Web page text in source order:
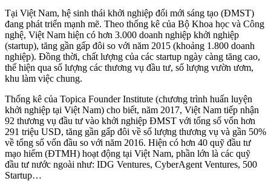
Tại Việt Nam, hệ sinh thái khởi nghiệp đổi mới sáng tạo (ĐMST)
đang phát triển mạnh mẽ. Theo thống kê của Bộ Khoa học và Công
nghệ, Việt Nam hiện có hơn 3.000 doanh nghiệp khởi nghiệp
(startup), tăng gần gấp đôi so với năm 2015 (khoảng 1.800 doanh
nghiệp). Đồng thời, chất lượng của các startup ngày càng tăng cao,
thể hiện qua số lượng các thương vụ đầu tư, số lượng vườn ươm,
khu làm việc chung.
Thống kê của Topica Founder Institute (chương trình huấn luyện
khởi nghiệp tại Việt Nam) cho biết, năm 2017, Việt Nam tiếp nhận
92 thương vụ đầu tư vào khởi nghiệp ĐMST với tổng số vốn hơn
291 triệu USD, tăng gần gấp đôi về số lượng thương vụ và gần 50%
về tổng số vốn đầu so với năm 2016. Hiện có hơn 40 quỹ đầu tư
mạo hiểm (ĐTMH) hoạt động tại Việt Nam, phần lớn là các quỹ
đầu tư nước ngoài như: IDG Ventures, CyberAgent Ventures, 500
Startup…